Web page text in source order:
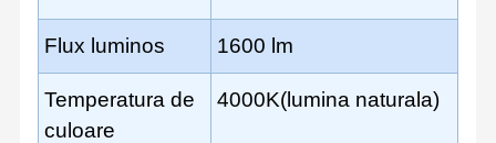
Flux luminos 1600 lm
Temperatura de
culoare
4000K(lumina naturala)